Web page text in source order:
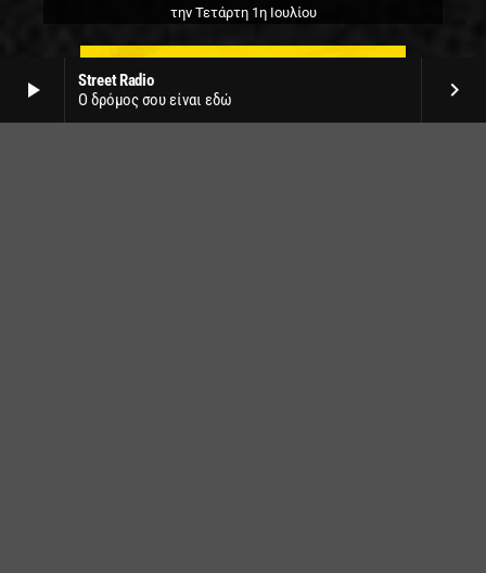
play_arrow
Street Radio
Ο δρόμος σου είναι εδώ
keyboard_arrow_right
την Τετάρτη 1η Ιουλίου